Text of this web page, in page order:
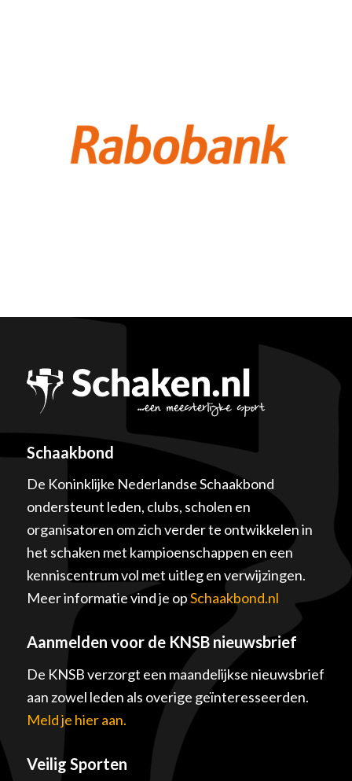
Schaakbond
De Koninklijke Nederlandse Schaakbond
ondersteunt leden, clubs, scholen en
organisatoren om zich verder te ontwikkelen in
het schaken met kampioenschappen en een
kenniscentrum vol met uitleg en verwijzingen.
Meer informatie vind je opSchaakbond.nl
Aanmelden voor de KNSB nieuwsbrief
De KNSB verzorgt een maandelijkse nieuwsbrief
aan zowel leden als overige geïnteresseerden.
Meld je hier aan.
Veilig Sporten